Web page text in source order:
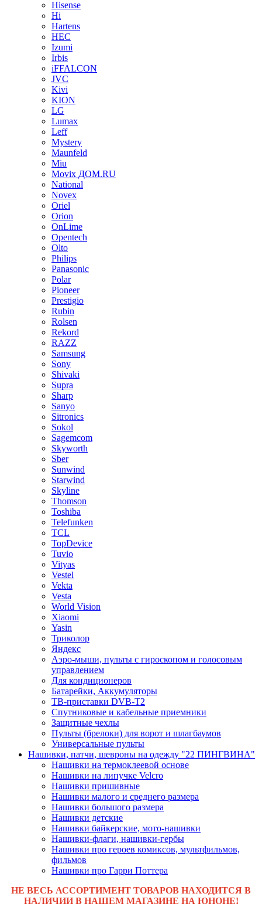
Hisense
Hi
Hartens
HEC
Izumi
Irbis
iFFALCON
JVC
Kivi
KION
LG
Lumax
Leff
Mystery
Maunfeld
Miu
Movix ДОМ.RU
National
Novex
Oriel
Orion
OnLime
Opentech
Olto
Philips
Panasonic
Polar
Pioneer
Prestigio
Rubin
Rolsen
Rekord
RAZZ
Samsung
Sony
Shivaki
Supra
Sharp
Sanyo
Sitronics
Sokol
Sagemcom
Skyworth
Sber
Sunwind
Starwind
Skyline
Thomson
Toshiba
Telefunken
TCL
TopDevice
Tuvio
Vityas
Vestel
Vekta
Vesta
World Vision
Xiaomi
Yasin
Триколор
Яндекс
Аэро-мыши, пульты с гироскопом и голосовым
управлением
Для кондиционеров
Батарейки, Аккумуляторы
ТВ-приставки DVB-T2
Спутниковые и кабельные приемники
Защитные чехлы
Пульты (брелоки) для ворот и шлагбаумов
Универсальные пульты
Нашивки, патчи, шевроны на одежду "22 ПИНГВИНА"
Нашивки на термоклеевой основе
Нашивки на липучке Velcro
Нашивки пришивные
Нашивки малого и среднего размера
Нашивки большого размера
Нашивки детские
Нашивки байкерские, мото-нашивки
Нашивки-флаги, нашивки-гербы
Нашивки про героев комиксов, мультфильмов,
фильмов
Нашивки про Гарри Поттера
НЕ ВЕСЬ АССОРТИМЕНТ ТОВАРОВ НАХОДИТСЯ В
НАЛИЧИИ В НАШЕМ МАГАЗИНЕ НА ЮНОНЕ!